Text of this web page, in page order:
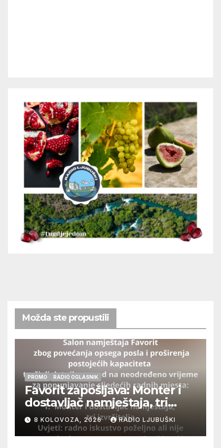
Možda ste propustili
PROMO RADIO OGLASNIK
Favorit zapošljava: Monter i
dostavljač namještaja, tri
izvršitelja
8 KOLOVOZA, 2026 RADIO LJUBUŠKI